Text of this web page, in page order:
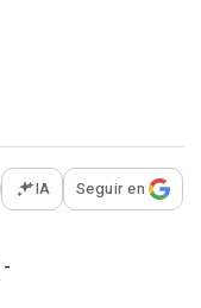
opciones para
IA Seguir en